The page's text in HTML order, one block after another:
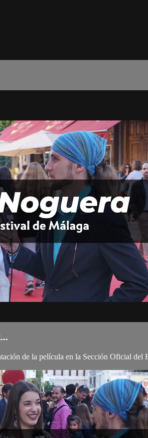
de la película en la Sección Oficial del